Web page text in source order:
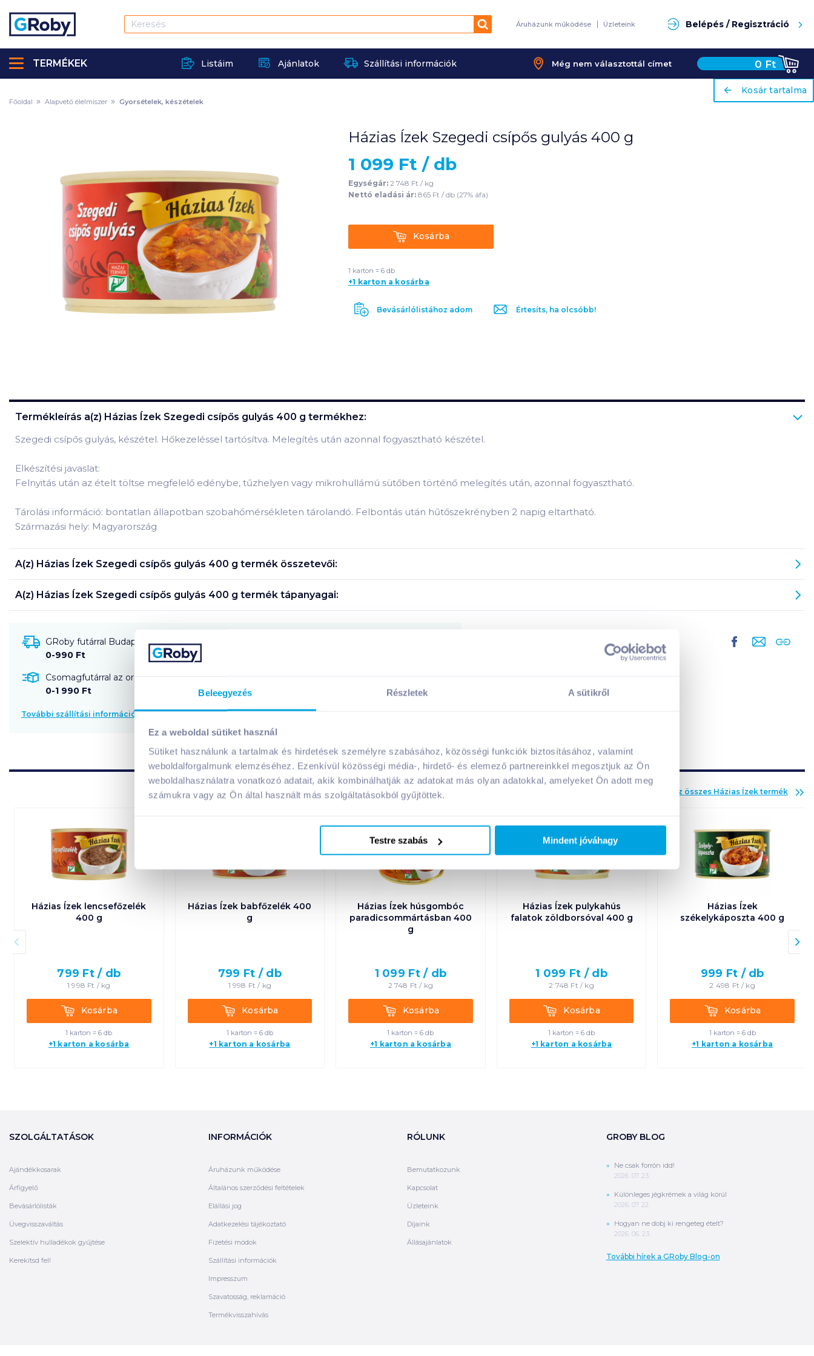
Beleegyezés Részletek A sütikről
Ez a weboldal sütiket használ
Sütiket használunk a tartalmak és hirdetések személyre szabásához, közösségi funkciók biztosításához, valamint
weboldalforgalmunk elemzéséhez. Ezenkívül közösségi média-, hirdető- és elemező partnereinkkel megosztjuk az Ön
weboldalhasználatra vonatkozó adatait, akik kombinálhatják az adatokat más olyan adatokkal, amelyeket Ön adott meg
számukra vagy az Ön által használt más szolgáltatásokból gyűjtöttek.
Testre szabás Mindent jóváhagy
Keresés Áruházunk működése Üzleteink Belépés / Regisztráció
Listáim Ajánlatok Szállítási információk Még nem választottál címet 0 Ft
TERMÉKEK
ariaLabel
Kosár tartalma
Főoldal Alapvető élelmiszer Gyorsételek, készételek
Házias Ízek Szegedi csípős gulyás 400 g
1 099 Ft / db
Egységár: 2 748 Ft / kg
Nettó eladási ár: 865 Ft / db (27% áfa)
KosárbaKosárba
1 karton = 6 db
+1 karton a kosárba
Bevásárlólistához adom Értesíts, ha olcsóbb!
Termékleírás a(z) Házias Ízek Szegedi csípős gulyás 400 g termékhez:
Szegedi csípős gulyás, készétel. Hőkezeléssel tartósítva. Melegítés után azonnal fogyasztható készétel.
Elkészítési javaslat:
Felnyitás után az ételt töltse megfelelő edénybe, tűzhelyen vagy mikrohullámú sütőben történő melegítés után, azonnal fogyasztható.
Tárolási információ: bontatlan állapotban szobahőmérsékleten tárolandó. Felbontás után hűtőszekrényben 2 napig eltartható.
Származási hely: Magyarország
A(z) Házias Ízek Szegedi csípős gulyás 400 g termék összetevői:
A(z) Házias Ízek Szegedi csípős gulyás 400 g termék tápanyagai:
GRoby futárral Budapestre és környékére szállítható
0-990 Ft
Csomagfutárral az ország egész területére szállítható!
0-1 990 Ft
További szállítási információk
A márka további termékei
Az összes Házias Ízek termék
Házias Ízek lencsefőzelék
400 g
799 Ft / db
1 998 Ft / kg
KosárbaKosárba
1 karton = 6 db
+1 karton a kosárba
Házias Ízek babfőzelék 400
g
799 Ft / db
1 998 Ft / kg
KosárbaKosárba
1 karton = 6 db
+1 karton a kosárba
Házias Ízek húsgombóc
paradicsommártásban 400
g
1 099 Ft / db
2 748 Ft / kg
KosárbaKosárba
1 karton = 6 db
+1 karton a kosárba
Házias Ízek pulykahús
falatok zöldborsóval 400 g
1 099 Ft / db
2 748 Ft / kg
KosárbaKosárba
1 karton = 6 db
+1 karton a kosárba
Házias Ízek
székelykáposzta 400 g
999 Ft / db
2 498 Ft / kg
KosárbaKosárba
1 karton = 6 db
+1 karton a kosárba
SZOLGÁLTATÁSOK
Ajándékkosarak
Árfigyelő
Bevásárlólisták
Üvegvisszaváltás
Szelektív hulladékok gyűjtése
Kerekítsd fel!
INFORMÁCIÓK
Áruházunk működése
Általános szerződési feltételek
Elállási jog
Adatkezelési tájékoztató
Fizetési módok
Szállítási információk
Impresszum
Szavatosság, reklamáció
Termékvisszahívás
RÓLUNK
Bemutatkozunk
Kapcsolat
Üzleteink
Díjaink
Állásajánlatok
GROBY BLOG
Ne csak forrón idd!
2026. 07. 23.
Különleges jégkrémek a világ körül
2026. 07. 22.
Hogyan ne dobj ki rengeteg ételt?
2026. 06. 23.
További hírek a GRoby Blog-on